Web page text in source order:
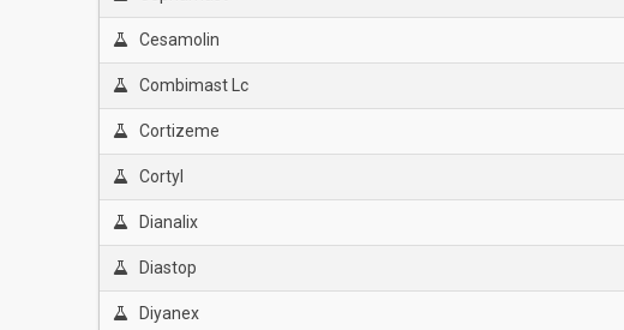
Cesamolin
Combimast Lc
Cortizeme
Cortyl
Dianalix
Diastop
Diyanex